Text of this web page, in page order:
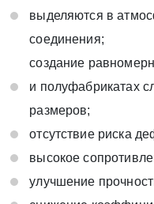
выделяются в
соединения;
создание
и полуфабрикатах
размеров;
отсутствие риска
высокое
улучшение
* - обязательные поля